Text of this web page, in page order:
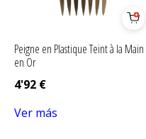
Peigne en Plastique Teint à la Main
en Or
4'92 €
Ver más